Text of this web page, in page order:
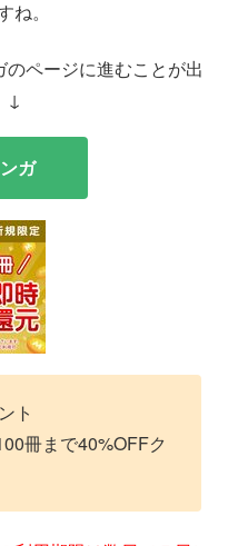
。
ページに進むことが出
↓
ガ
ト
冊まで40%OFFク